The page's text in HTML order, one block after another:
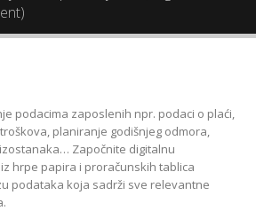
podacima zaposlenih npr. podaci o plaći,
planiranje godišnjeg odmora,
Započnite digitalnu
hrpe papira i proračunskih tablica
podataka koja sadrži sve relevantne